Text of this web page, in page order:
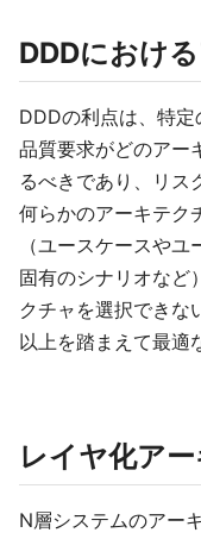
DDDにおけ
DDDの利点は、特定
品質要求がどのアー
るべきであり、リス
何らかのアーキテク
（ユースケースや
固有のシナリオなど
クチャを選択できな
以上を踏まえて最適
レイヤ化ア
N層システムのアー